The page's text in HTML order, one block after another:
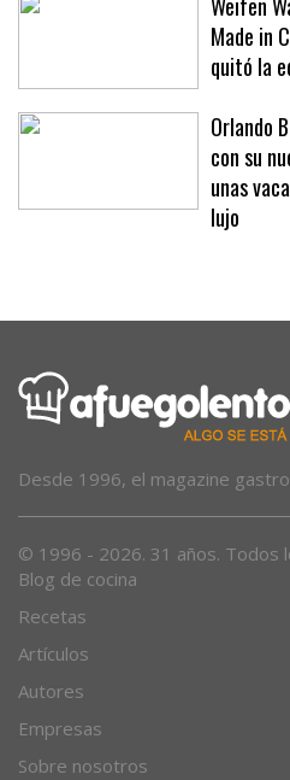
Made in
quitó la
Orlando
con su
unas
lujo
Desde 1996, el magazine
© 1996 - 2026. 31 años. Todos
Blog de cocina
Recetas
Artículos
Autores
Empresas
Sobre nosotros